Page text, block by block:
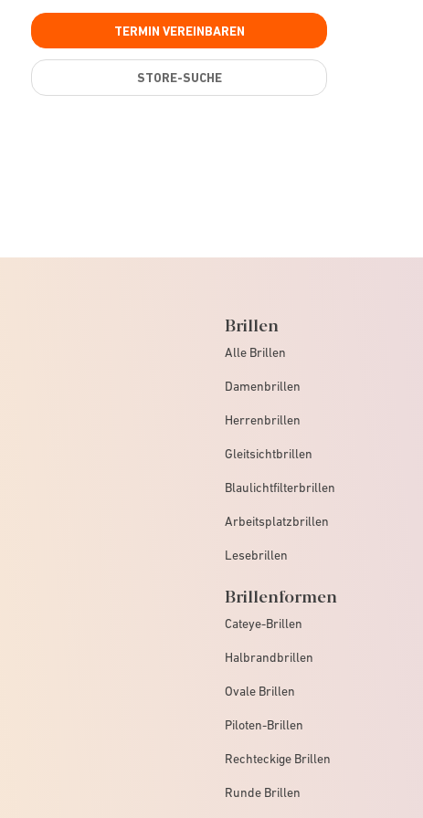
TERMIN VEREINBAREN
STORE-SUCHE
Brillen
Alle Brillen
Damenbrillen
Herrenbrillen
Gleitsichtbrillen
Blaulichtfilterbrillen
Arbeitsplatzbrillen
Lesebrillen
Brillenformen
Cateye-Brillen
Halbrandbrillen
Ovale Brillen
Piloten-Brillen
Rechteckige Brillen
Runde Brillen